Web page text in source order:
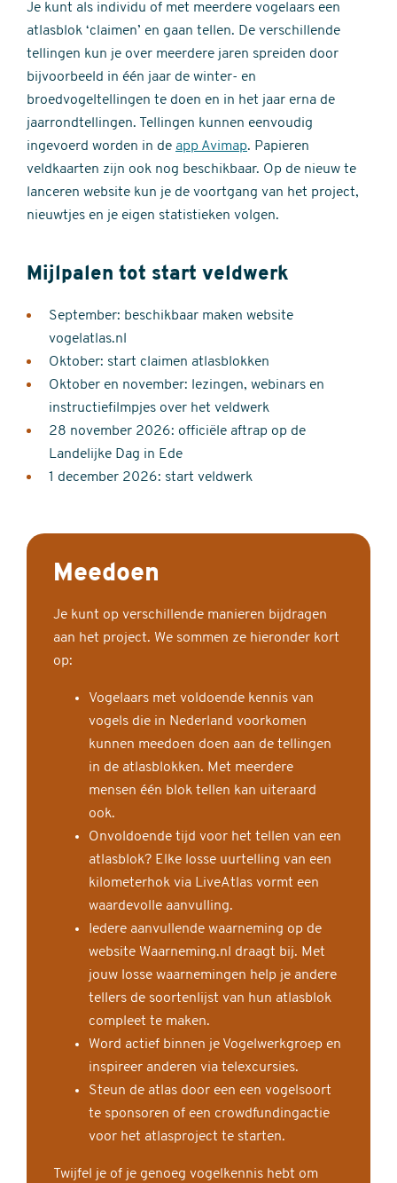
Je kunt als individu of met meerdere vogelaars een
atlasblok ‘claimen’ en gaan tellen. De verschillende
tellingen kun je over meerdere jaren spreiden door
bijvoorbeeld in één jaar de winter- en
broedvogeltellingen te doen en in het jaar erna de
jaarrondtellingen. Tellingen kunnen eenvoudig
ingevoerd worden in de app Avimap. Papieren
veldkaarten zijn ook nog beschikbaar. Op de nieuw te
lanceren website kun je de voortgang van het project,
nieuwtjes en je eigen statistieken volgen.
Mijlpalen tot start veldwerk
September: beschikbaar maken website
vogelatlas.nl
Oktober: start claimen atlasblokken
Oktober en november: lezingen, webinars en
instructiefilmpjes over het veldwerk
28 november 2026: officiële aftrap op de
Landelijke Dag in Ede
1 december 2026: start veldwerk
Meedoen
Je kunt op verschillende manieren bijdragen
aan het project. We sommen ze hieronder kort
op:
Vogelaars met voldoende kennis van
vogels die in Nederland voorkomen
kunnen meedoen doen aan de tellingen
in de atlasblokken. Met meerdere
mensen één blok tellen kan uiteraard
ook.
Onvoldoende tijd voor het tellen van een
atlasblok? Elke losse uurtelling van een
kilometerhok via LiveAtlas vormt een
waardevolle aanvulling.
Iedere aanvullende waarneming op de
website Waarneming.nl draagt bij. Met
jouw losse waarnemingen help je andere
tellers de soortenlijst van hun atlasblok
compleet te maken.
Word actief binnen je Vogelwerkgroep en
inspireer anderen via telexcursies.
Steun de atlas door een een vogelsoort
te sponsoren of een crowdfundingactie
voor het atlasproject te starten.
Twijfel je of je genoeg vogelkennis hebt om